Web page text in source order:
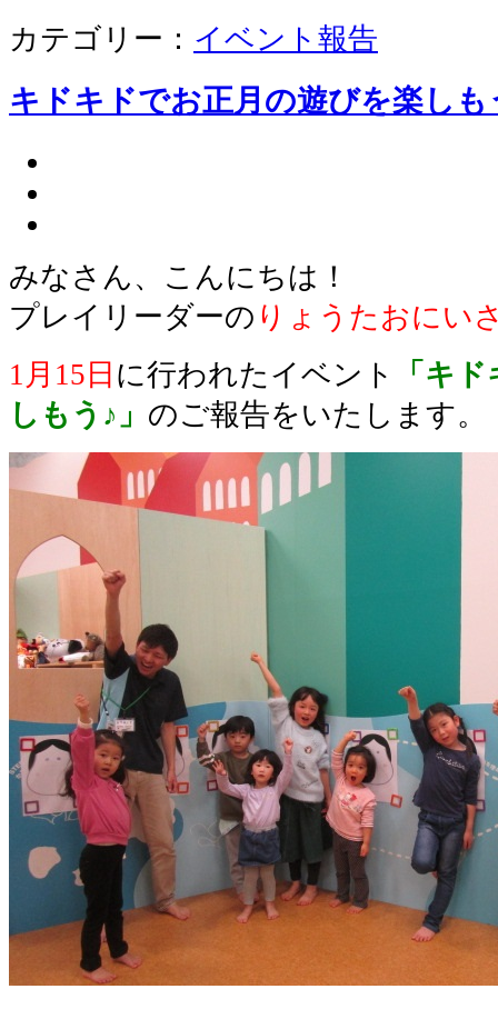
カテゴリー： イベント報告
キドキドでお正月の遊びを楽しも
みなさん、こんにちは！
プレイリーダーの りょうたおにい
1月15日 に行われたイベント
「キ
しもう♪」 のご報告をいたします。